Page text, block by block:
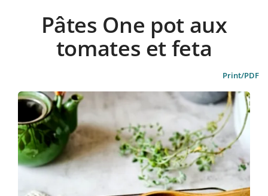
Pâtes One pot aux
tomates et feta
Print/PDF